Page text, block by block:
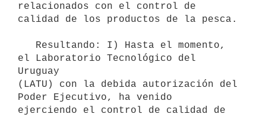
relacionados con el control de
calidad de los productos de la pesca.
el Laboratorio Tecnológico del
Uruguay
(LATU) con la debida autorización del
Poder Ejecutivo, ha venido
ejerciendo el control de calidad de